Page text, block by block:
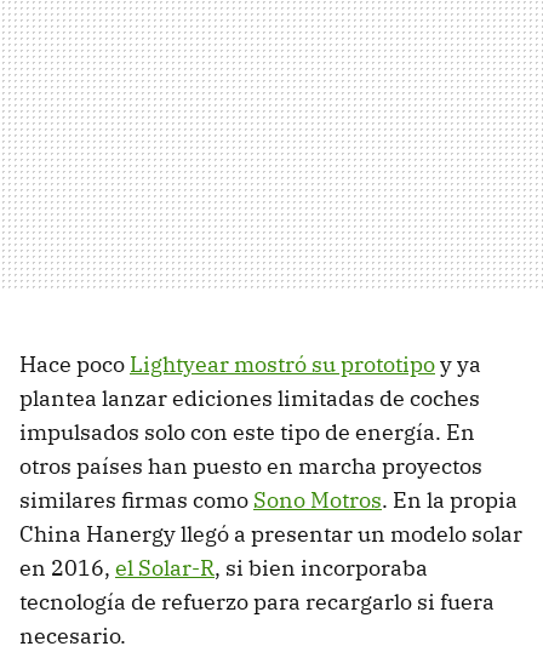
Hace poco Lightyear mostró su prototipoy ya
plantea lanzar ediciones limitadas de coches
impulsados solo con este tipo de energía. En
otros países han puesto en marcha proyectos
similares firmas como Sono Motros. En la propia
China Hanergy llegó a presentar un modelo solar
en 2016, el Solar-R, si bien incorporaba
tecnología de refuerzo para recargarlo si fuera
necesario.